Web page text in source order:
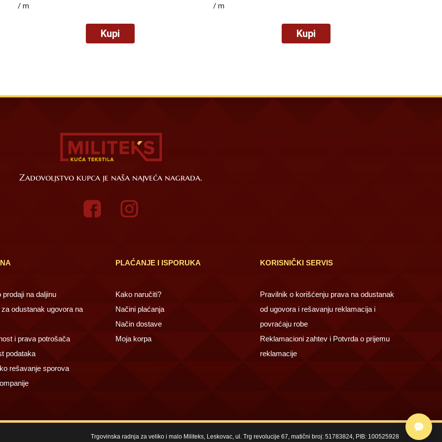
/ m
Kupi
/ m
Kupi
Zadovoljstvo kupca je naša najveća nagrada.
prodaji na daljinu
odustanak ugovora na
i prava potrošača
podataka
rešavanje sporova
PLAĆANJE I ISPORUKA
Kako naručiti?
Načini plaćanja
Način dostave
Moja korpa
KORISNIČKI SERVIS
Pravilnik o korišćenju prava na odustanak
od ugovora i rešavanju reklamacija i
povraćaju robe
Reklamacioni zahtev i Potvrda o prijemu
reklamacije
Trgovinska radnja za veliko i malo Militeks, Leskovac, ul. Trg revolucije 67, matični broj: 51783824, PIB: 100525928